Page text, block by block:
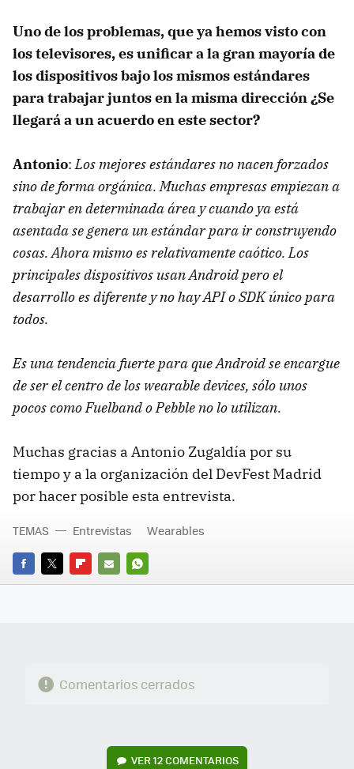
Uno de los problemas, que ya hemos visto con
los televisores, es unificar a la gran mayoría de
los dispositivos bajo los mismos estándares
para trabajar juntos en la misma dirección ¿Se
llegará a un acuerdo en este sector?
Antonio:Los mejores estándares no nacen forzados
sino de forma orgánica. Muchas empresas empiezan a
trabajar en determinada área y cuando ya está
asentada se genera un estándar para ir construyendo
cosas. Ahora mismo es relativamente caótico. Los
principales dispositivos usan Android pero el
desarrollo es diferente y no hay API o SDK único para
todos.
Es una tendencia fuerte para que Android se encargue
de ser el centro de los wearable devices, sólo unos
pocos como Fuelband o Pebble no lo utilizan.
Muchas gracias a Antonio Zugaldía por su
tiempo y a la organización del DevFest Madrid
por hacer posible esta entrevista.
FACEBOOK
TWITTERFLIPBOARD
E-
WHATSAPP
TEMAS Entrevistas Wearables
Comentarios cerrados
VER12 COMENTARIOS